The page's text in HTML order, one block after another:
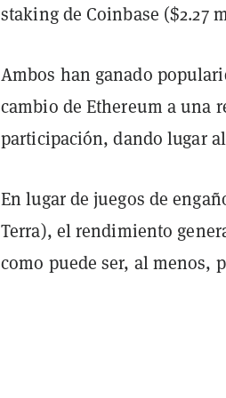
staking de Coinbase ($2.27
Ambos han ganado
cambio de Ethereum a una
participación, dando lugar
En lugar de juegos de
Terra), el rendimiento
como puede ser, al menos,